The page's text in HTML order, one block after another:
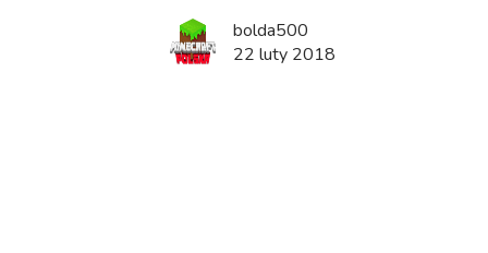
bolda500
22 luty 2018